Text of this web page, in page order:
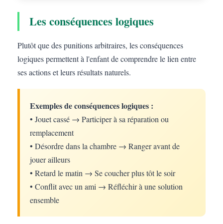
Les conséquences logiques
Plutôt que des punitions arbitraires, les conséquences
logiques permettent à l'enfant de comprendre le lien entre
ses actions et leurs résultats naturels.
Exemples de conséquences logiques :
• Jouet cassé → Participer à sa réparation ou
remplacement
• Désordre dans la chambre → Ranger avant de
jouer ailleurs
• Retard le matin → Se coucher plus tôt le soir
• Conflit avec un ami → Réfléchir à une solution
ensemble